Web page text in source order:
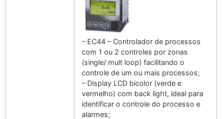
– EC44 – Controlador de processos
com 1 ou 2 controles por zonas
(single/ mult loop) facilitando o
controle de um ou mais processos;
– Display LCD bicolor (verde e
vermelho) com back light, ideal para
identificar o controle do processo e
alarmes;